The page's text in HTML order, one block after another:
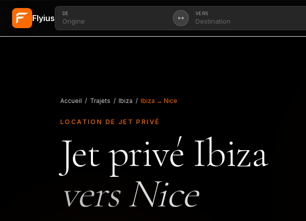
Aller au contenu principal
Flyius DE VERS
Accueil / Trajets / Ibiza / Ibiza → Nice
LOCATION DE JET PRIVÉ
Jet privé Ibiza
vers Nice